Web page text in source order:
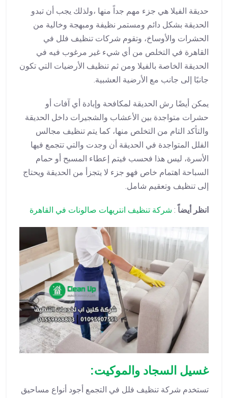
حديقة الفيلا هي جزء مهم جداً منها ،ولذلك يجب أن تبدو
الحديقة بشكل دائم ومستمر نظيفة ومبهجة وخالية من
الحشرات والأوساخ، وتقوم شركات تنظيف فلل في
القاهرة في التخلص من أي شيء غير مرغوب فيه في
الحديقة الخاصة بالفيلا ومن ثم تنظيف الأرضيات التي تكون
جانبًا إلى جانب مع الأرضية العشبية.
يمكن أيضًا رش الحديقة لمكافحة وإبادة أي آفات أو
حشرات متواجدة بين الأعشاب والشجيرات داخل الحديقة
والتأكد التام من التخلص منها، كما يتم تنظيف مجالس
الفلل المتواجدة في الحديقة أن وجدت والتي تتجمع فيها
الأسرة، ليس هذا فحسب فيتم إعطاء المسبح أو حمام
السباحة اهتمام خاص فهو جزء لا يتجزأ من الحديقة ويحتاج
إلى تنظيف وتعقيم شامل.
انظر أيضاً : شركة تنظيف انتريهات صالونات في القاهرة
غسيل السجاد والموكيت:
تستخدم شركة تنظيف فلل في التجمع أجود أنواع مساحيق